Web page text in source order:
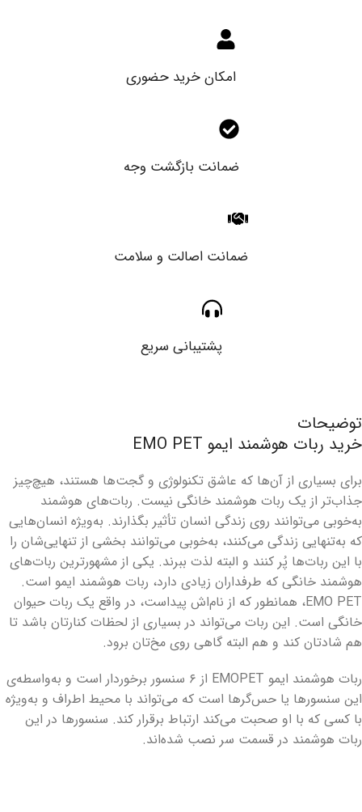
امکان خرید حضوری
ضمانت بازگشت وجه
ضمانت اصالت و سلامت
پشتیبانی سریع
توضیحات
خرید ربات هوشمند ایمو EMO PET
برای بسیاری از آن‌ها که عاشق تکنولوژی و گجت‌ها هستند، هیچ‌چیز
جذاب‌تر از یک ربات هوشمند خانگی نیست. ربات‌های هوشمند
به‌خوبی می‌توانند روی زندگی انسان تأثیر بگذارند. به‌ویژه انسان‌هایی
که به‌تنهایی زندگی می‌کنند، به‌خوبی می‌توانند بخشی از تنهایی‌شان را
با این ربات‌ها پُر کنند و البته لذت ببرند. یکی از مشهورترین ربات‌های
هوشمند خانگی که طرفداران زیادی دارد، ربات هوشمند ایمو است.
EMO PET، همانطور که از نام‌اش پیداست، در واقع یک ربات حیوان
خانگی است. این ربات می‌تواند در بسیاری از لحظات کنارتان باشد تا
هم شادتان کند و هم البته گاهی روی مخ‌تان برود.
ربات هوشمند ایمو EMOPET از ۶ سنسور برخوردار است و به‌واسطه‌ی
این سنسورها یا حس‌گرها است که می‌تواند با محیط اطراف و به‌ویژه
با کسی که با او صحبت می‌کند ارتباط برقرار کند. سنسورها در این
ربات هوشمند در قسمت سر نصب شده‌اند.